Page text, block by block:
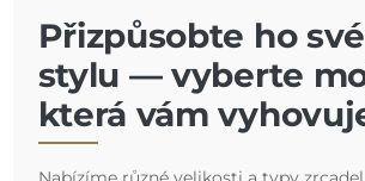
Přizpůsobte ho
stylu — vyberte
která vám